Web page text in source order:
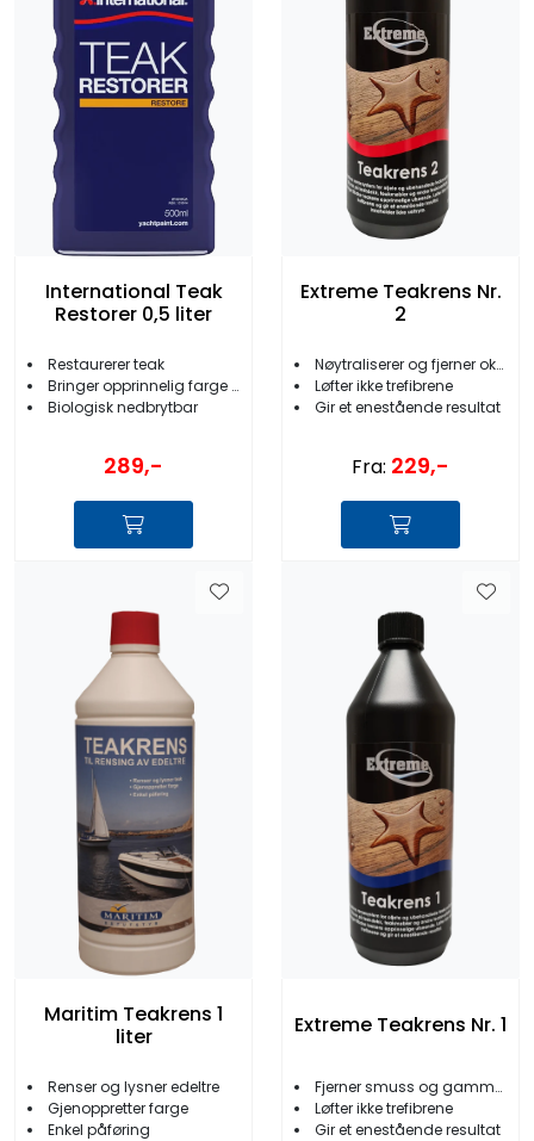
International Teak
Restorer 0,5 liter
Restaurerer teak
Bringer opprinnelig farge tilbake
Biologisk nedbrytbar
289,-
Extreme Teakrens Nr.
2
Nøytraliserer og fjerner oksidering
Løfter ikke trefibrene
Gir et enestående resultat
Fra: 229,-
Maritim Teakrens 1
liter
Renser og lysner edeltre
Gjenoppretter farge
Enkel påføring
Extreme Teakrens Nr. 1
Fjerner smuss og gammel olje
Løfter ikke trefibrene
Gir et enestående resultat